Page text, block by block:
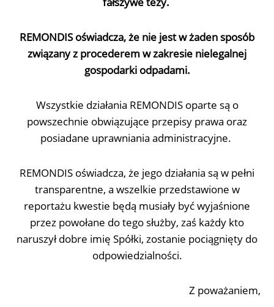
REMONDIS oświadcza, że nie jest w żaden sposób
związany z procederem w zakresie nielegalnej
gospodarki odpadami.
Wszystkie działania REMONDIS oparte są o
powszechnie obwiązujące przepisy prawa oraz
posiadane uprawniania administracyjne.
REMONDIS oświadcza, że jego działania są w pełni
transparentne, a wszelkie przedstawione w
reportażu kwestie będą musiały być wyjaśnione
przez powołane do tego służby, zaś każdy kto
naruszył dobre imię Spółki, zostanie pociągnięty do
odpowiedzialności.
Z poważaniem,